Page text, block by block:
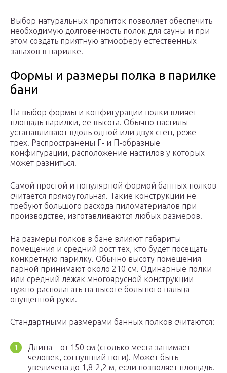
Выбор натуральных пропиток позволяет обеспечить
необходимую долговечность полок для сауны и при
этом создать приятную атмосферу естественных
запахов в парилке.
Формы и размеры полка в парилке
бани
На выбор формы и конфигурации полки влияет
площадь парилки, ее высота. Обычно настилы
устанавливают вдоль одной или двух стен, реже –
трех. Распространены Г- и П-образные
конфигурации, расположение настилов у которых
может разниться.
Самой простой и популярной формой банных полков
считается прямоугольная. Такие конструкции не
требуют большого расхода пиломатериалов при
производстве, изготавливаются любых размеров.
На размеры полков в бане влияют габариты
помещения и средний рост тех, кто будет посещать
конкретную парилку. Обычно высоту помещения
парной принимают около 210 см. Одинарные полки
или средний лежак многоярусной конструкции
нужно располагать на высоте большого пальца
опущенной руки.
Стандартными размерами банных полков считаются:
Длина – от 150 см (столько места занимает
человек, согнувший ноги). Может быть
увеличена до 1,8-2,2 м, если позволяет площадь.